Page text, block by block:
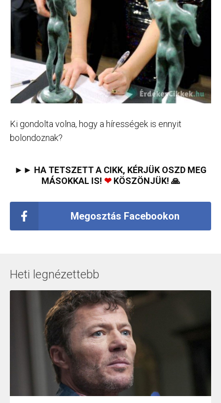
Ki gondolta volna, hogy a hírességek is ennyit
bolondoznak?
►► HA TETSZETT A CIKK, KÉRJÜK OSZD MEG
MÁSOKKAL IS! ❤KÖSZÖNJÜK! 🙏
Megosztás Facebookon
Heti legnézettebb